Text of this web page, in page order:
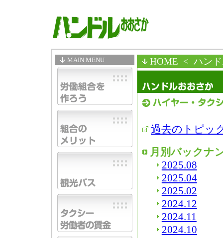
MAIN MENU HOME < ハン
過去のトピッ
月別バックナ
2025.08
2025.04
2025.02
2024.12
2024.11
2024.10